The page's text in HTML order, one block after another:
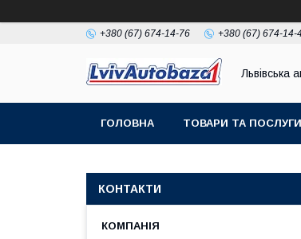
+380 (67) 674-14-76 +380 (67) 674-14-
Львівська
ГОЛОВНА ТОВАРИ ТА ПОСЛУГИ
КОНТАКТИ